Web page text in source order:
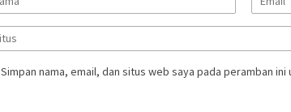
Simpan nama, email, dan situs web saya pada peramban